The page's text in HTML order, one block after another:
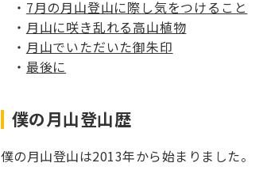
7月の月山登山に際し気をつけること
月山に咲き乱れる高山植物
月山でいただいた御朱印
最後に
僕の月山登山歴
僕の月山登山は2013年から始まりました。